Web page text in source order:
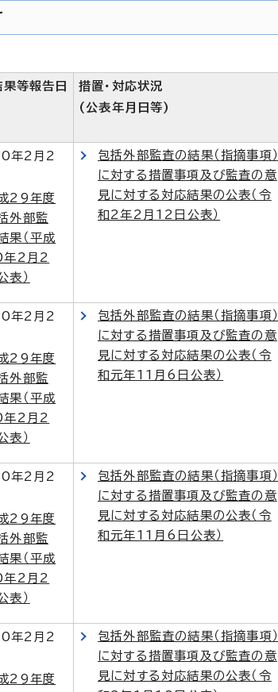
果等報告日
措置・対応状況
(公表年月日等)
年2月2
29年度
外部監
果（平成
2月2
表）
包括外部監査の結果（指摘事項）
に対する措置事項及び監査の意
見に対する対応結果の公表（令
和2年2月12日公表）
年2月2
29年度
外部監
果（平成
2月2
表）
包括外部監査の結果（指摘事項）
に対する措置事項及び監査の意
見に対する対応結果の公表（令
和元年11月6日公表）
年2月2
29年度
外部監
果（平成
2月2
表）
包括外部監査の結果（指摘事項）
に対する措置事項及び監査の意
見に対する対応結果の公表（令
和元年11月6日公表）
年2月2
29年度
包括外部監査の結果（指摘事項）
に対する措置事項及び監査の意
見に対する対応結果の公表（令